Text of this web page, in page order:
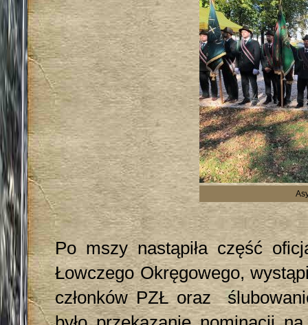
Po mszy nastąpiła część
Łowczego Okręgowego,
członków PZŁ oraz